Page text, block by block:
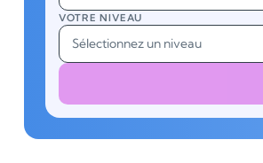
VOTRE NIVEAU
Sélectionnez un niveau